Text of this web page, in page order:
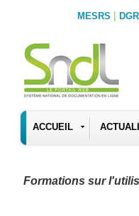
MESRS |
ACCUEIL
Formations sur